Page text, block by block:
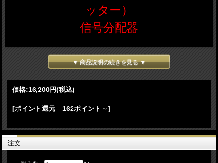
ッター）
信号分配器
1in 4out 1thru out
▼ 商品説明の続きを見る ▼
価格:16,200円(税込)
[ポイント還元 162ポイント～]
注文